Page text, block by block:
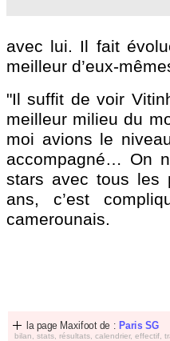
avec lui. Il fait
meilleur d’eux-
"Il suffit de voir
meilleur milieu du
moi avions le
accompagné… On
stars avec tous les
ans, c’est
camerounais.
la page Maxifoot de : Paris SG
bilan, stats, résultats, calendrier, effectif,